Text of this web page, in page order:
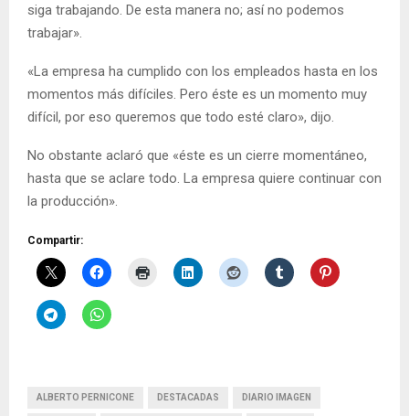
siga trabajando. De esta manera no; así no podemos
trabajar».
«La empresa ha cumplido con los empleados hasta en los
momentos más difíciles. Pero éste es un momento muy
difícil, por eso queremos que todo esté claro», dijo.
No obstante aclaró que «éste es un cierre momentáneo,
hasta que se aclare todo. La empresa quiere continuar con
la producción».
Compartir:
ALBERTO PERNICONE DESTACADAS DIARIO IMAGEN